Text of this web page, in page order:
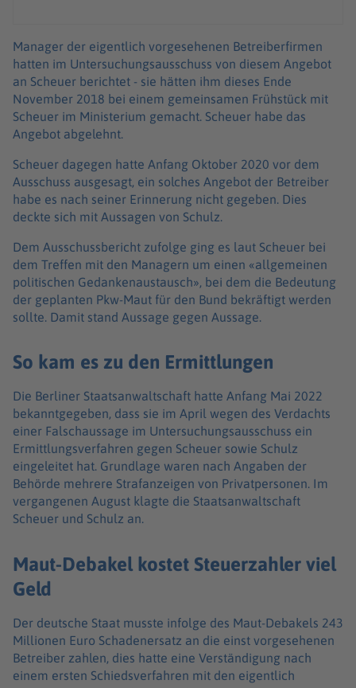
Manager der eigentlich vorgesehenen Betreiberfirmen
hatten im Untersuchungsausschuss von diesem Angebot
an Scheuer berichtet - sie hätten ihm dieses Ende
November 2018 bei einem gemeinsamen Frühstück mit
Scheuer im Ministerium gemacht. Scheuer habe das
Angebot abgelehnt.
Scheuer dagegen hatte Anfang Oktober 2020 vor dem
Ausschuss ausgesagt, ein solches Angebot der Betreiber
habe es nach seiner Erinnerung nicht gegeben. Dies
deckte sich mit Aussagen von Schulz.
Dem Ausschussbericht zufolge ging es laut Scheuer bei
dem Treffen mit den Managern um einen «allgemeinen
politischen Gedankenaustausch», bei dem die Bedeutung
der geplanten Pkw-Maut für den Bund bekräftigt werden
sollte. Damit stand Aussage gegen Aussage.
So kam es zu den Ermittlungen
Die Berliner Staatsanwaltschaft hatte Anfang Mai 2022
bekanntgegeben, dass sie im April wegen des Verdachts
einer Falschaussage im Untersuchungsausschuss ein
Ermittlungsverfahren gegen Scheuer sowie Schulz
eingeleitet hat. Grundlage waren nach Angaben der
Behörde mehrere Strafanzeigen von Privatpersonen. Im
vergangenen August klagte die Staatsanwaltschaft
Scheuer und Schulz an.
Maut-Debakel kostet Steuerzahler viel
Geld
Der deutsche Staat musste infolge des Maut-Debakels 243
Millionen Euro Schadenersatz an die einst vorgesehenen
Betreiber zahlen, dies hatte eine Verständigung nach
einem ersten Schiedsverfahren mit den eigentlich